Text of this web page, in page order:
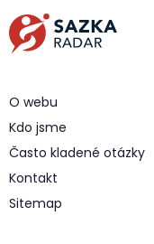
O webu
Kdo jsme
Často kladené otázky
Kontakt
Sitemap